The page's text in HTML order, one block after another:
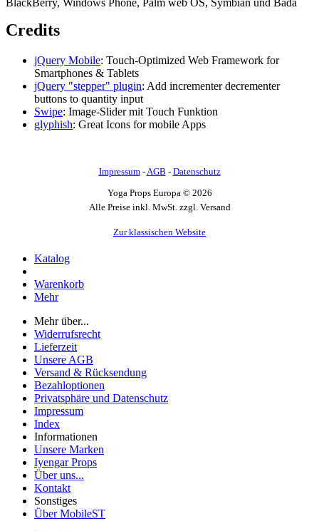
BlackBerry, Windows Phone, Palm web OS, Symbian und Bada
Credits
jQuery Mobile: Touch-Optimized Web Framework for
Smartphones & Tablets
jQuery "stepper" plugin: Add incrementer decrementer
buttons to quantity input
Swipe: Image-Slider mit Touch Funktion
glyphish: Great Icons for mobile Apps
Impressum-AGB - Datenschutz
Yoga Props Europa © 2026
Alle Preise inkl. MwSt. zzgl. Versand
Zur klassischen Website
Katalog
Warenkorb
Mehr
Mehr über...
Widerrufsrecht
Lieferzeit
Unsere AGB
Versand & Rücksendung
Bezahloptionen
Privatsphäre und Datenschutz
Impressum
Index
Informationen
Unsere Marken
Iyengar Props
Über uns...
Kontakt
Sonstiges
Über MobileST